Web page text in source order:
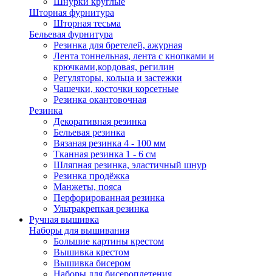
Шторная фурнитура
Шторная тесьма
Бельевая фурнитура
Резинка для бретелей, ажурная
Лента тоннельная, лента с кнопками и
крючками,кордовая, регилин
Регуляторы, кольца и застежки
Чашечки, косточки корсетные
Резинка окантовочная
Резинка
Декоративная резинка
Бельевая резинка
Вязаная резинка 4 - 100 мм
Тканная резинка 1 - 6 см
Шляпная резинка, эластичный шнур
Резинка продёжка
Манжеты, пояса
Перфорированная резинка
Ультракрепкая резинка
Ручная вышивка
Наборы для вышивания
Большие картины крестом
Вышивка крестом
Вышивка бисером
Наборы для бисероплетения